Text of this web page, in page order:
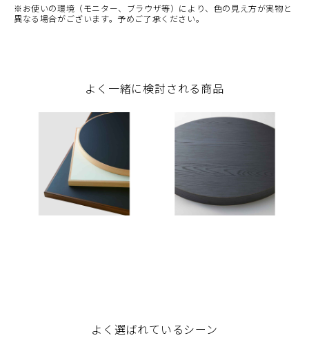
よく一緒に検討される商品
よく選ばれているシーン
※お使いの環境（モニター、ブラウザ等）により、色の見え方が実物と
異なる場合がございます。予めご了承ください。